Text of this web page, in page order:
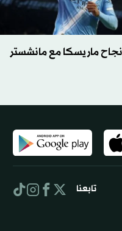
ماريسكا مع مانشستر
تابعنا